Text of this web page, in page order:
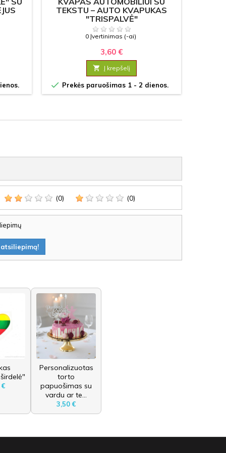
TEKSTU – AUTO KVAPUKAS
"TRISPALVĖ"
0 Įvertinimas (-ai)
3,60 €
 Į krepšelį
 Prekės paruošimas 1 - 2 dienos.
(0) (0)
€
Personalizuotas
torto
papuošimas su
vardu ar te...
3,50 €